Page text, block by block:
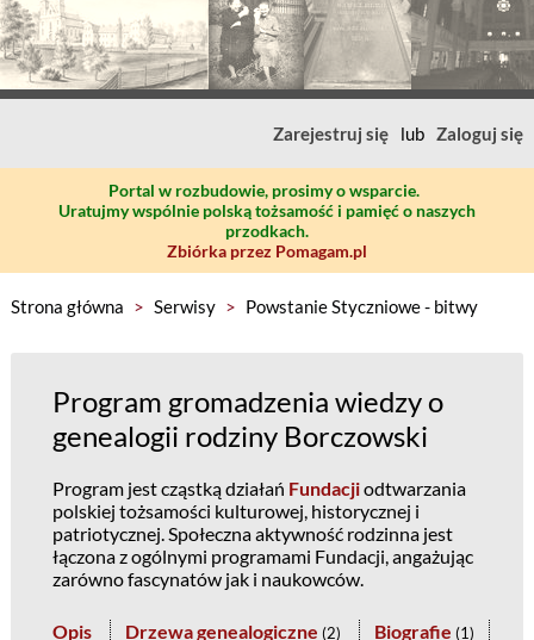
Zarejestruj się lub Zaloguj się
Portal w rozbudowie, prosimy o wsparcie.
Uratujmy wspólnie polską tożsamość i pamięć o naszych
przodkach.
Zbiórka przez Pomagam.pl
Strona główna > Serwisy > Powstanie Styczniowe - bitwy
Program gromadzenia wiedzy o
genealogii rodziny Borczowski
Program jest cząstką działań Fundacjiodtwarzania
polskiej tożsamości kulturowej, historycznej i
patriotycznej. Społeczna aktywność rodzinna jest
łączona z ogólnymi programami Fundacji, angażując
zarówno fascynatów jak i naukowców.
Opis Drzewa genealogiczne (2) Biografie (1)